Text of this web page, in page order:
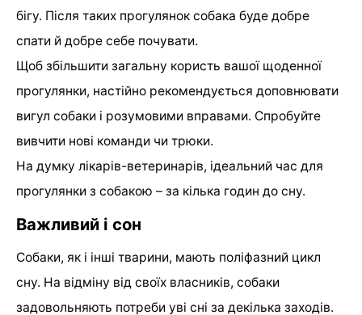
бігу. Після таких прогулянок собака буде добре
спати й добре себе почувати.
Щоб збільшити загальну користь вашої щоденної
прогулянки, настійно рекомендується доповнювати
вигул собаки і розумовими вправами. Спробуйте
вивчити нові команди чи трюки.
На думку лікарів-ветеринарів, ідеальний час для
прогулянки з собакою – за кілька годин до сну.
Важливий і сон
Собаки, як і інші тварини, мають поліфазний цикл
сну. На відміну від своїх власників, собаки
задовольняють потреби уві сні за декілька заходів.